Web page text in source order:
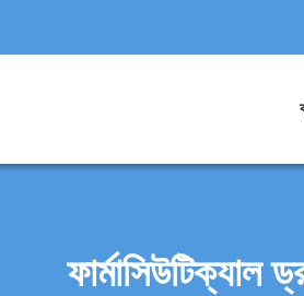
ফার্মাসিউটিক্যাল